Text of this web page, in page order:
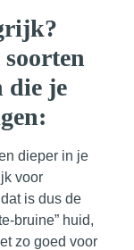
die je
dieper in je
voor
is dus de
bruine” huid,
zo goed voor